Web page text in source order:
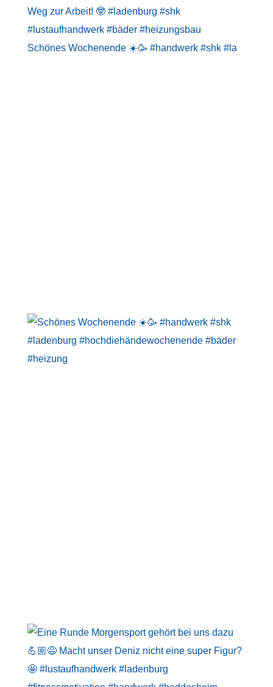
Schönes Wochenende ☀️🥳 #handwerk #shk #la